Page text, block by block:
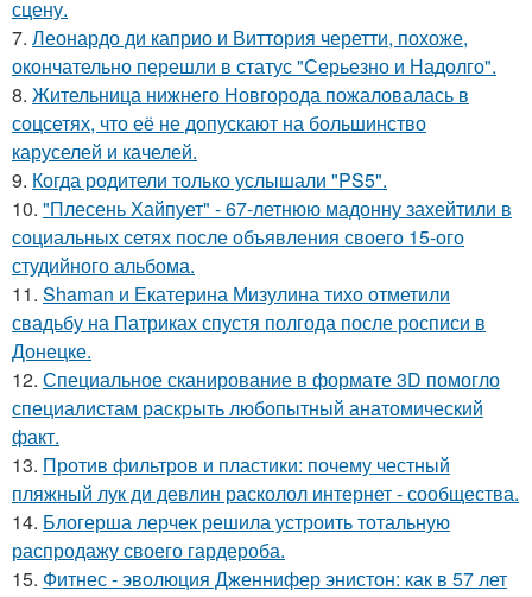
сцену.
7. Леонардо ди каприо и Виттория черетти, похоже,
окончательно перешли в статус "Серьезно и Надолго".
8. Жительница нижнего Новгорода пожаловалась в
соцсетях, что её не допускают на большинство
каруселей и качелей.
9. Когда родители только услышали "PS5".
10. "Плесень Хайпует" - 67-летнюю мадонну захейтили в
социальных сетях после объявления своего 15-ого
студийного альбома.
11. Shaman и Екатерина Мизулина тихо отметили
свадьбу на Патриках спустя полгода после росписи в
Донецке.
12. Специальное сканирование в формате 3D помогло
специалистам раскрыть любопытный анатомический
факт.
13. Против фильтров и пластики: почему честный
пляжный лук ди девлин расколол интернет - сообщества.
14. Блогерша лерчек решила устроить тотальную
распродажу своего гардероба.
15. Фитнес - эволюция Дженнифер энистон: как в 57 лет